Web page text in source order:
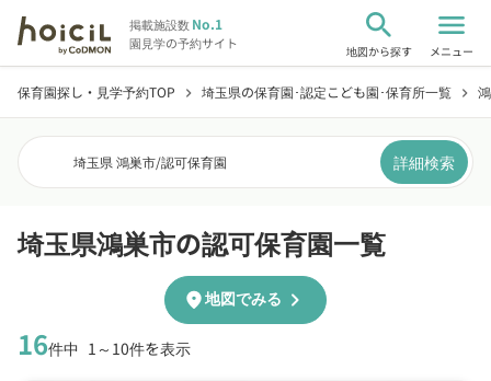
掲載施設数No.1
園見学の予約サイト
search
地図から探す
menu
メニュー
保育園探し・見学予約TOP chevron_right 埼玉県の保育園･認定こども園･保育所一覧 chevron_right
埼玉県 鴻巣市/認可保育園 詳細検索
埼玉県鴻巣市の認可保育園一覧
16件中 1～10件を表示
location_on地図でみる chevron_right